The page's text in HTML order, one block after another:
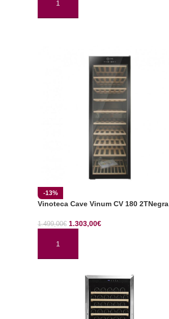
AÑADIR AL CARRITO
-13%
Vinoteca Cave Vinum CV 180 2TNegra
1.499,00€ 1.303,00€
AÑADIR AL CARRITO